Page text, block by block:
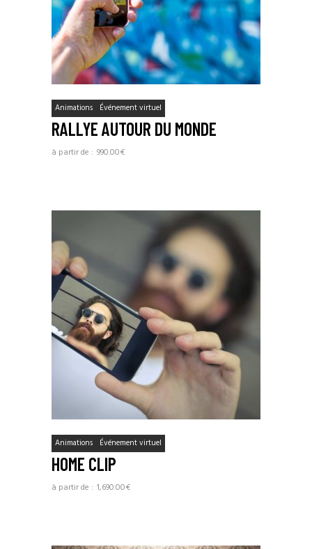
Animations Événement virtuel
RALLYE AUTOUR DU MONDE
990.00€
Animations Événement virtuel
HOME CLIP
1,690.00€